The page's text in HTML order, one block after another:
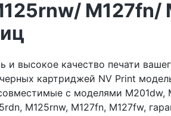
M127fn/
и высокое качество печати
картриджей NV Print
с моделями M201dw,
M125rnw, M127fn, M127fw,